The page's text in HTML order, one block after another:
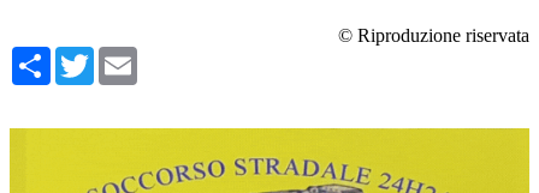
© Riproduzione riservata
Condividi
Twitter